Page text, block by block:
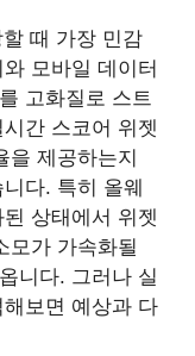
때 가장 민감
모바일 데이터
고화질로 스트
간 스코어 위젯
을 제공하는지
다. 특히 올웨
상태에서 위젯
모가 가속화될
니다. 그러나 실
보면 예상과 다